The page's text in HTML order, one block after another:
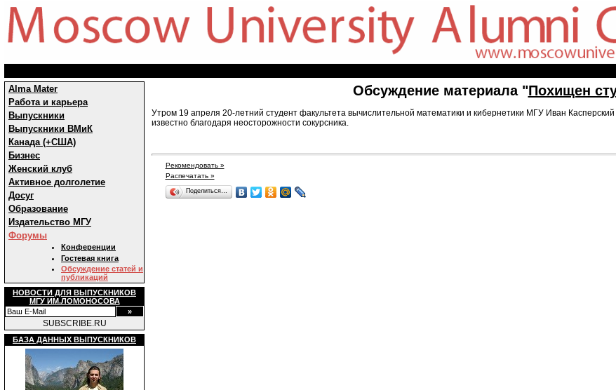
Alma Mater
Работа и карьера
Выпускники
Выпускники ВМиК
Канада (+США)
Бизнес
Женский клуб
Активное долголетие
Досуг
Образование
Издательство МГУ
Форумы
Конференции
Гостевая книга
Обсуждение статей и
публикаций
НОВОСТИ ДЛЯ ВЫПУСКНИКОВ
МГУ ИМ.ЛОМОНОСОВА
SUBSCRIBE.RU
БАЗА ДАННЫХ ВЫПУСКНИКОВ
Обсуждение материала "Похищен
Утром 19 апреля 20-летний студент факультета вычислительной математики и кибернетики МГУ Иван
известно благодаря неосторожности сокурсника.
Рекомендовать »
Распечатать »
Поделиться…